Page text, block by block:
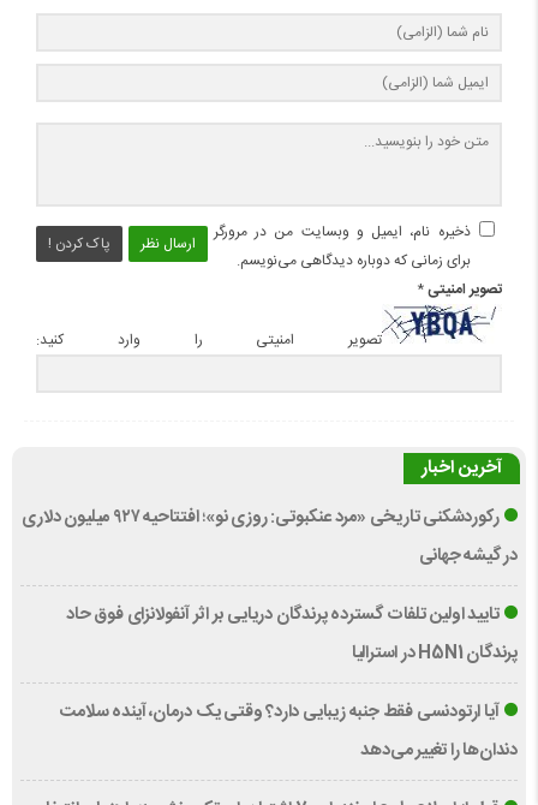
ارسال نظر پاک کردن !
ذخیره نام، ایمیل و وبسایت من در مرورگر
برای زمانی که دوباره دیدگاهی می‌نویسم.
تصویر امنیتی*
تصویر امنیتی را وارد کنید:
آخرین اخبار
رکوردشکنی تاریخی «مرد عنکبوتی: روزی نو»؛ افتتاحیه ۹۲۷ میلیون دلاری
در گیشه جهانی
تایید اولین تلفات گسترده پرندگان دریایی بر اثر آنفولانزای فوق حاد
پرندگان H5N1 در استرالیا
آیا ارتودنسی فقط جنبه زیبایی دارد؟ وقتی یک درمان، آینده سلامت
دندان‌ها را تغییر می‌دهد